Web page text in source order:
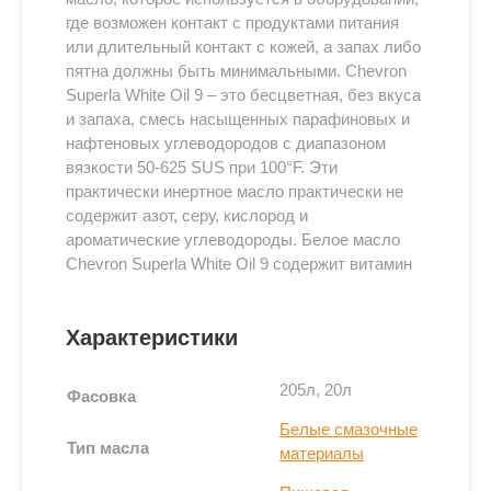
где возможен контакт с продуктами питания
или длительный контакт с кожей, а запах либо
пятна должны быть минимальными. Chevron
Superla White Oil 9 – это бесцветная, без вкуса
и запаха, смесь насыщенных парафиновых и
нафтеновых углеводородов с диапазоном
вязкости 50-625 SUS при 100°F. Эти
практически инертное масло практически не
содержит азот, серу, кислород и
ароматические углеводороды. Белое масло
Chevron Superla White Oil 9 содержит витамин
транспортировки и хранения. Данное масло
Применение
Характеристики
Фасовка 205л, 20л
Тип масла
Белые смазочные
материалы